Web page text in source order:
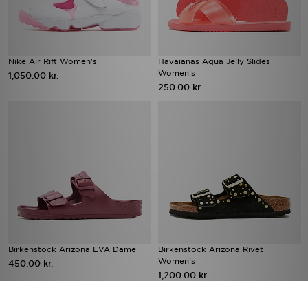
Nike Air Rift Women's
1,050.00 kr.
Havaianas Aqua Jelly Slides
Women's
250.00 kr.
Birkenstock Arizona EVA Dame
450.00 kr.
Birkenstock Arizona Rivet
Women's
1,200.00 kr.